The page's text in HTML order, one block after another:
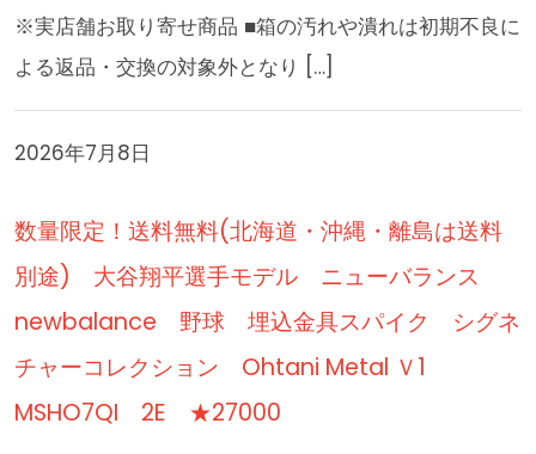
※実店舗お取り寄せ商品 ■箱の汚れや潰れは初期不良に
よる返品・交換の対象外となり […]
2026年7月8日
数量限定！送料無料(北海道・沖縄・離島は送料
別途) 大谷翔平選手モデル ニューバランス
newbalance 野球 埋込金具スパイク シグネ
チャーコレクション Ohtani Metal Ｖ1
MSHO7QI 2E ★27000